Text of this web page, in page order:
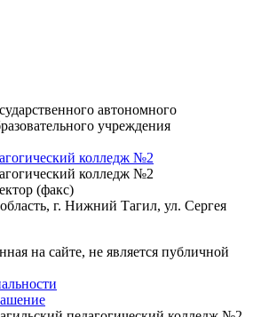
автономного
учреждения
колледж №2
колледж №2
(факс)
г. Нижний Тагил, ул. Сергея
на сайте, не является публичной